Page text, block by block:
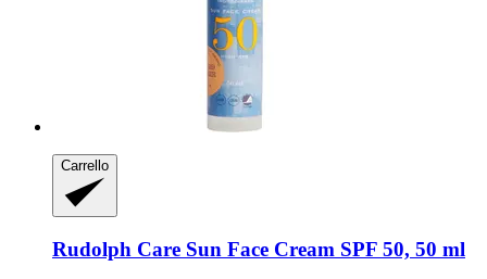
Carrello
Rudolph Care Sun Face Cream SPF 50, 50 ml